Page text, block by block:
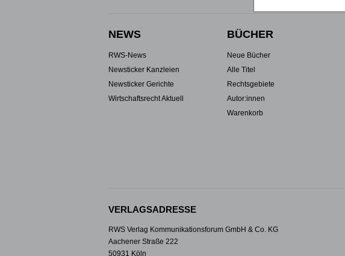
NEWS
RWS-News
Newsticker Kanzleien
Newsticker Gerichte
Wirtschaftsrecht Aktuell
BÜCHER
Neue Bücher
Alle Titel
Rechtsgebiete
Autor:innen
Warenkorb
VERLAGSADRESSE
RWS Verlag Kommunikationsforum GmbH & Co. KG
Aachener Straße 222
50931 Köln